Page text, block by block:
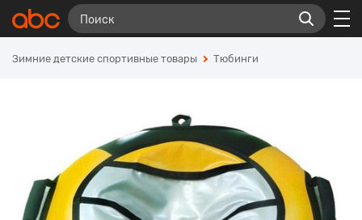
Зимние детские спортивные товары Тюбинги